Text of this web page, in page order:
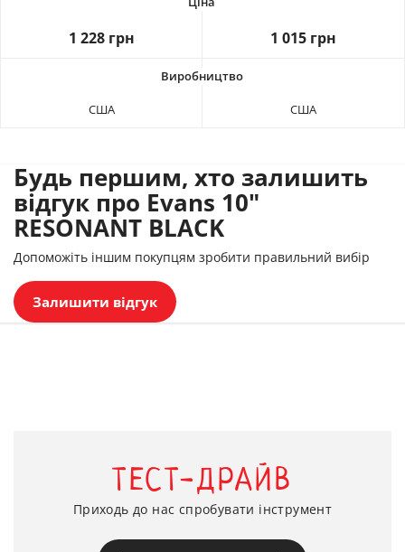
1 228 грн 1 015 грн
США США
Будь першим, хто залишить
відгук про Evans 10"
RESONANT BLACK
Допоможіть іншим покупцям зробити правильний вибір
Залишити відгук
ТЕСТ-ДРАЙВ
Приходь до нас спробувати інструмент